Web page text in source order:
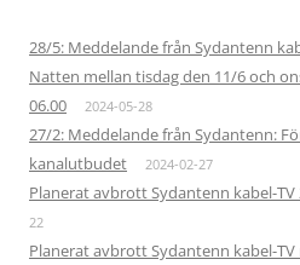
28/5: Meddelande från Sydantenn
Natten mellan tisdag den 11/6 och
06.00
2024-05-28
27/2: Meddelande från Sydantenn:
kanalutbudet
2024-02-27
Planerat avbrott Sydantenn kabel-TV
22
Planerat avbrott Sydantenn kabel-